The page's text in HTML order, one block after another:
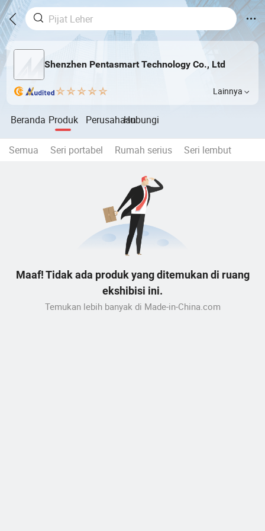
Shenzhen Pentasmart Technology Co., Ltd
Lainnya
Beranda Produk PerusahaanHubungi
Semua Seri portabel Rumah serius Seri lembut
Maaf! Tidak ada produk yang ditemukan di ruang
ekshibisi ini.
Temukan lebih banyak di Made-in-China.com